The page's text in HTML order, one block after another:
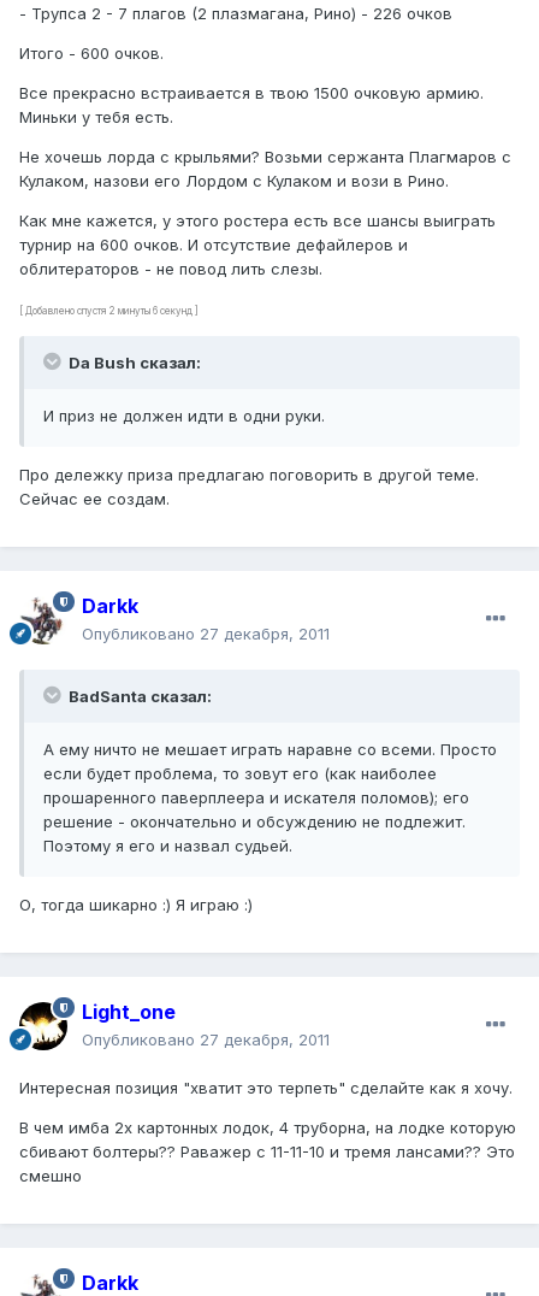
- Трупса 2 - 7 плагов (2 плазмагана, Рино) - 226 очков
Итого - 600 очков.
Все прекрасно встраивается в твою 1500 очковую армию.
Миньки у тебя есть.
Не хочешь лорда с крыльями? Возьми сержанта Плагмаров с
Кулаком, назови его Лордом с Кулаком и вози в Рино.
Как мне кажется, у этого ростера есть все шансы выиграть
турнир на 600 очков. И отсутствие дефайлеров и
облитераторов - не повод лить слезы.
[ Добавлено спустя 2 минуты 6 секунд ]
Da Bush сказал:
И приз не должен идти в одни руки.
Про дележку приза предлагаю поговорить в другой теме.
Сейчас ее создам.
Darkk
Опубликовано 27 декабря, 2011
BadSanta сказал:
А ему ничто не мешает играть наравне со всеми. Просто
если будет проблема, то зовут его (как наиболее
прошаренного паверплеера и искателя поломов); его
решение - окончательно и обсуждению не подлежит.
Поэтому я его и назвал судьей.
О, тогда шикарно :) Я играю :)
Light_one
Опубликовано 27 декабря, 2011
Интересная позиция "хватит это терпеть" сделайте как я хочу.
В чем имба 2х картонных лодок, 4 труборна, на лодке которую
сбивают болтеры?? Раважер с 11-11-10 и тремя лансами?? Это
смешно
Darkk